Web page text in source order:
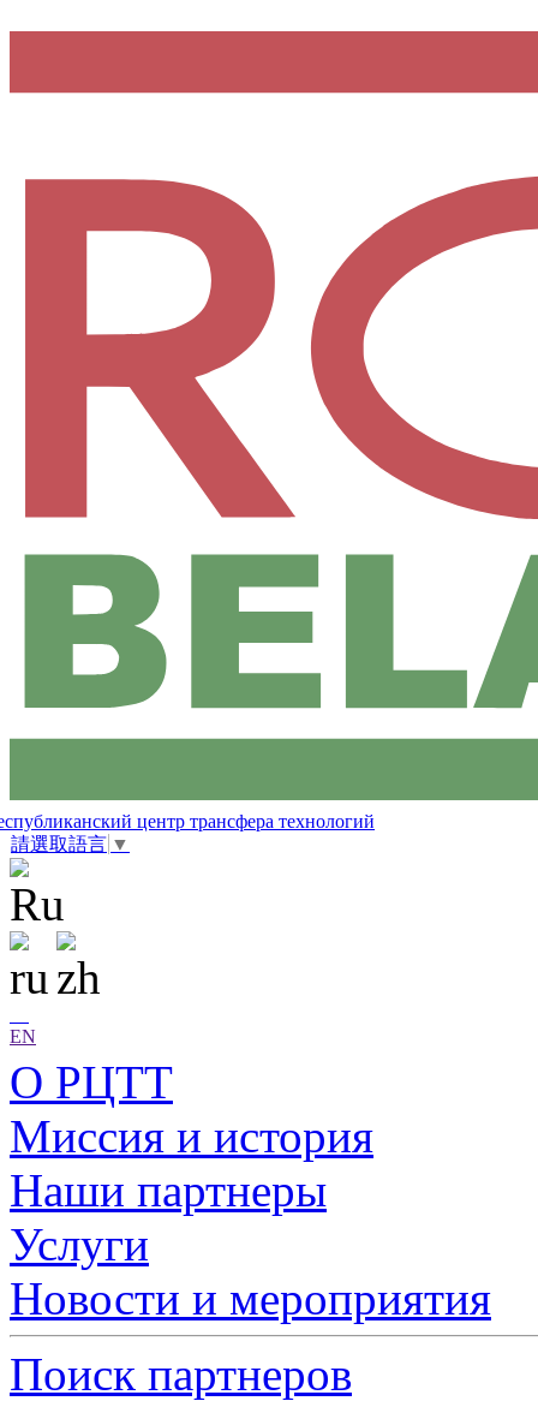
центр трансфера технологий
請選取語言 ▼
EN
О РЦТТ
Миссия и история
Наши партнеры
Услуги
Новости и мероприятия
Поиск партнеров